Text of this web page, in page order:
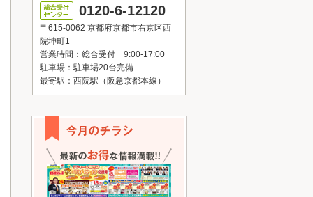
0120-6-12120
〒615-0062 京都府京都市右京区西
院坤町1
営業時間：総合受付 9:00-17:00
駐車場：駐車場20台完備
最寄駅：西院駅（阪急京都本線）